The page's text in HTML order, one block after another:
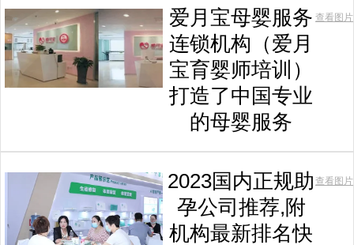
爱月宝母婴服务
连锁机构（爱月
宝育婴师培训）
打造了中国专业
的母婴服务
查看图片
2023国内正规助
孕公司推荐,附
机构最新排名快
查看图片